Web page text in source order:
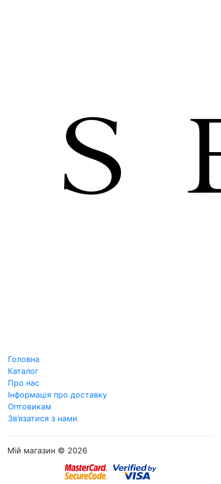
Головна
Каталог
Про нас
Інформація про доставку
Оптовикам
Зв’язатися з нами
Мій магазин © 2026